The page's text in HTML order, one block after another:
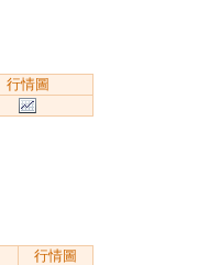
行情圖
行情圖